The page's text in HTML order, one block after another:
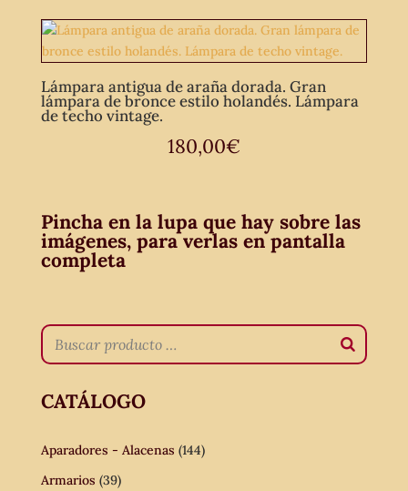
Lámpara antigua de araña dorada. Gran
lámpara de bronce estilo holandés. Lámpara
de techo vintage.
180,00€
Pincha en la lupa que hay sobre las
imágenes, para verlas en pantalla
completa
CATÁLOGO
Aparadores - Alacenas (144)
Armarios (39)